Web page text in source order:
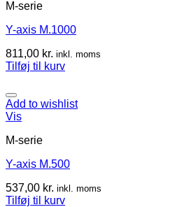
M-serie
Y-axis M.1000
811,00 kr. inkl. moms
Tilføj til kurv
Add to wishlist
Vis
M-serie
Y-axis M.500
537,00 kr. inkl. moms
Tilføj til kurv